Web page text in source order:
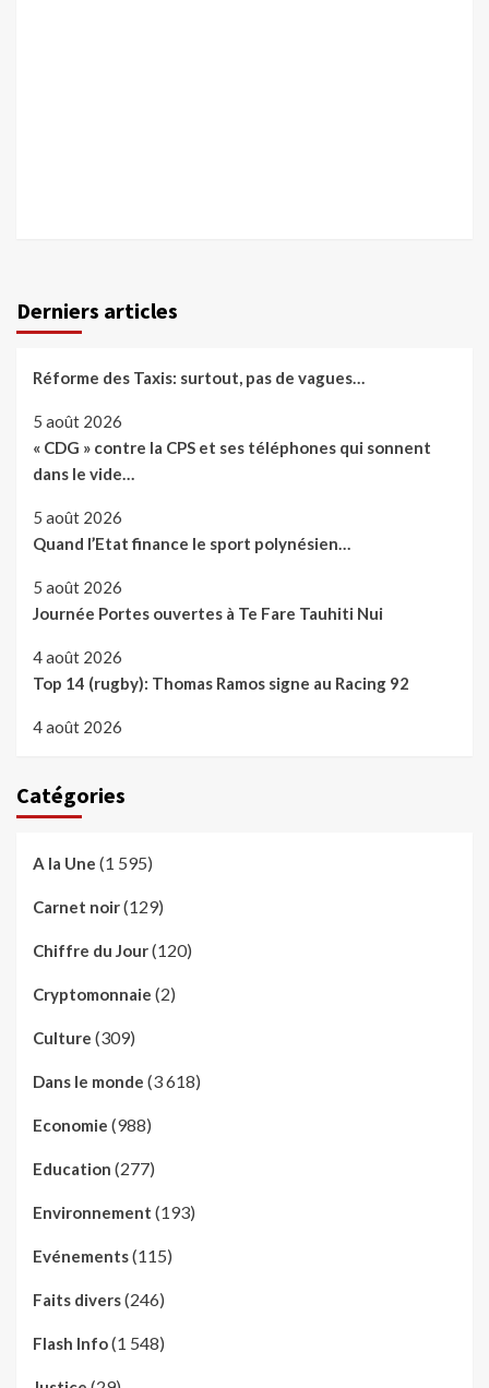
Derniers articles
Réforme des Taxis: surtout, pas de vagues…
5 août 2026
« CDG » contre la CPS et ses téléphones qui sonnent
dans le vide…
5 août 2026
Quand l’Etat finance le sport polynésien…
5 août 2026
Journée Portes ouvertes à Te Fare Tauhiti Nui
4 août 2026
Top 14 (rugby): Thomas Ramos signe au Racing 92
4 août 2026
Catégories
A la Une (1 595)
Carnet noir(129)
Chiffre du Jour(120)
Cryptomonnaie (2)
Culture (309)
Dans le monde (3 618)
Economie (988)
Education (277)
Environnement (193)
Evénements(115)
Faits divers(246)
Flash Info(1 548)